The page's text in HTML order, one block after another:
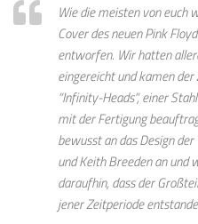
Wiedie meisten von euch
Cover des neuenPink Floyd
entworfen. Wir hatten
eingereichtund kamen der
“Infinity-Heads”, einer
mit der Fertigung
bewusst an das Design
undKeithBreeden an und
daraufhin, dass der
jener Zeitperiode